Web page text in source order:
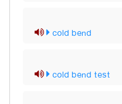
cold bend
cold bend test